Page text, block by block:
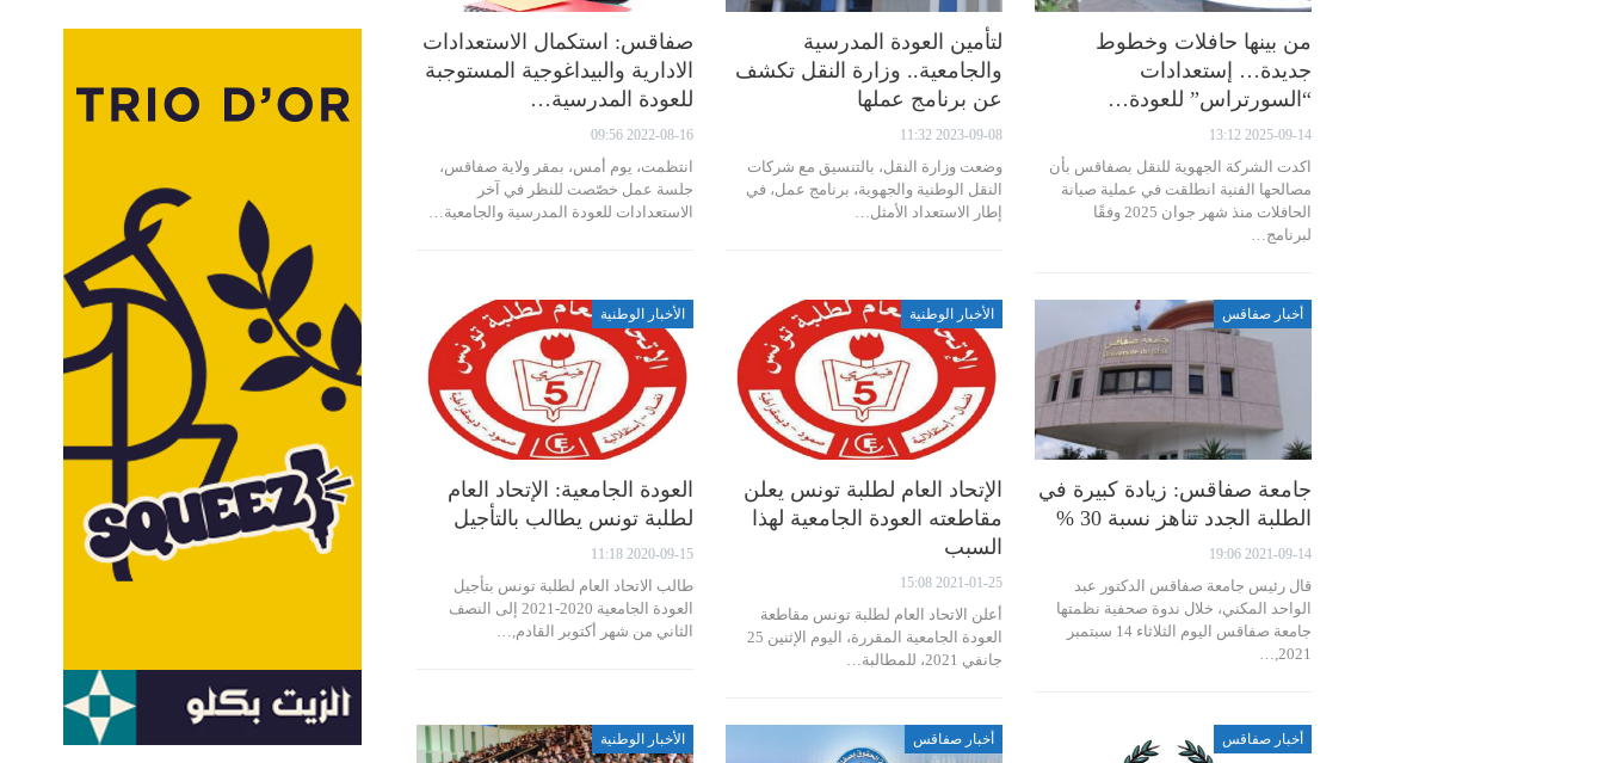
من بينها حافلات وخطوط
جديدة… إستعدادات
“السورتراس” للعودة…
2025-09-14 13:12
اكدت الشركة الجهوية للنقل بصفاقس بأن
مصالحها الفنية انطلقت في عملية صيانة
الحافلات منذ شهر جوان 2025 وفقًا
لبرنامج…
لتأمين العودة المدرسية
والجامعية.. وزارة النقل تكشف
عن برنامج عملها
2023-09-08 11:32
وضعت وزارة النقل، بالتنسيق مع شركات
النقل الوطنية والجهوية، برنامج عمل، في
إطار الاستعداد الأمثل…
صفاقس: استكمال الاستعدادات
الادارية والبيداغوجية المستوجبة
للعودة المدرسية…
2022-08-16 09:56
انتظمت، يوم أمس، بمقر ولاية صفاقس،
جلسة عمل خصّصت للنظر في آخر
الاستعدادات للعودة المدرسية والجامعية…
أخبار صفاقس
جامعة صفاقس: زيادة كبيرة في
الطلبة الجدد تناهز نسبة 30 %
2021-09-14 19:06
قال رئيس جامعة صفاقس الدكتور عبد
الواحد المكني، خلال ندوة صحفية نظمتها
جامعة صفاقس اليوم الثلاثاء 14 سبتمبر
2021,…
الأخبار الوطنية
الإتحاد العام لطلبة تونس يعلن
مقاطعته العودة الجامعية لهذا
السبب
2021-01-25 15:08
أعلن الاتحاد العام لطلبة تونس مقاطعة
العودة الجامعية المقررة، اليوم الإثنين 25
جانفي 2021، للمطالبة…
الأخبار الوطنية
العودة الجامعية: الإتحاد العام
لطلبة تونس يطالب بالتأجيل
2020-09-15 11:18
طالب الاتحاد العام لطلبة تونس بتأجيل
العودة الجامعية 2020-2021 إلى النصف
الثاني من شهر أكتوبر القادم,…
أخبار صفاقس أخبار صفاقس الأخبار الوطنية